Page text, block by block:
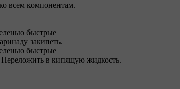
всем компонентам.
закипеть.
в кипящую жидкость.